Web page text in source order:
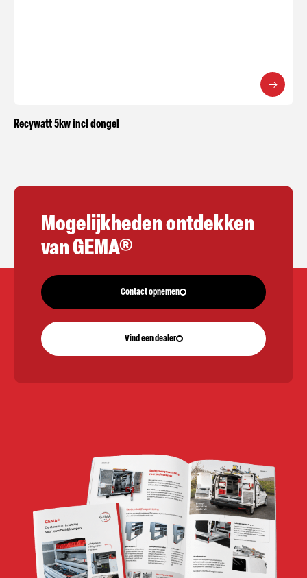
Recywatt 5kw incl dongel
Mogelijkheden ontdekken
van GEMA®
Contact opnemen
Vind een dealer